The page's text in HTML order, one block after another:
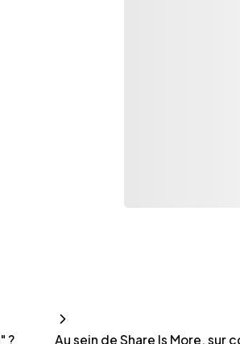
? Au sein de Share Is More, sur